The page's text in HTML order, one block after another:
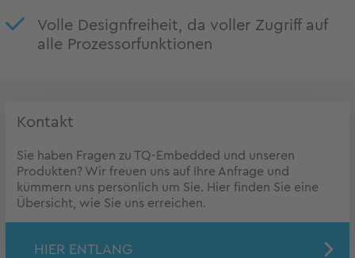
Volle Designfreiheit, da voller Zugriff auf
alle Prozessorfunktionen
Kontakt
Sie haben Fragen zu TQ-Embedded und unseren
Produkten? Wir freuen uns auf Ihre Anfrage und
kümmern uns persönlich um Sie. Hier finden Sie eine
Übersicht, wie Sie uns erreichen.
HIER ENTLANG